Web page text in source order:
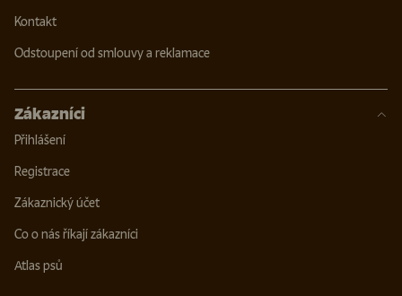
Kontakt
Odstoupení od smlouvy a reklamace
Zákazníci
Přihlášení
Registrace
Zákaznický účet
Co o nás říkají zákazníci
Atlas psů